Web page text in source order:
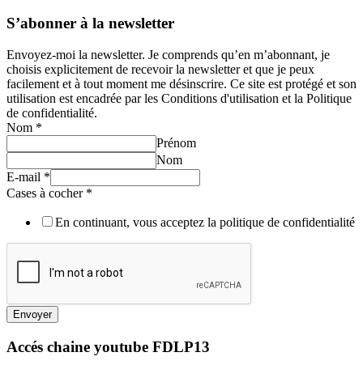
S’abonner à la newsletter
Envoyez-moi la newsletter. Je comprends qu’en m’abonnant, je
choisis explicitement de recevoir la newsletter et que je peux
facilement et à tout moment me désinscrire. Ce site est protégé et son
utilisation est encadrée par les Conditions d'utilisation et la Politique
de confidentialité.
Nom *
Prénom
Nom
E-mail *
Cases à cocher *
En continuant, vous acceptez la politique de confidentialité
Envoyer
Accés chaine youtube FDLP13